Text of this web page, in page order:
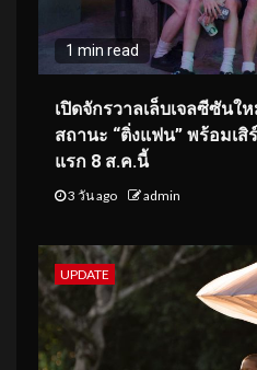
1 min read
เปิดจักรวาลเล็บเจลซีซันให
สถานะ “ติ่งแฟน” พร้อมเ
แรก 8 ส.ค.นี้
3 วัน ago admin
UPDATE